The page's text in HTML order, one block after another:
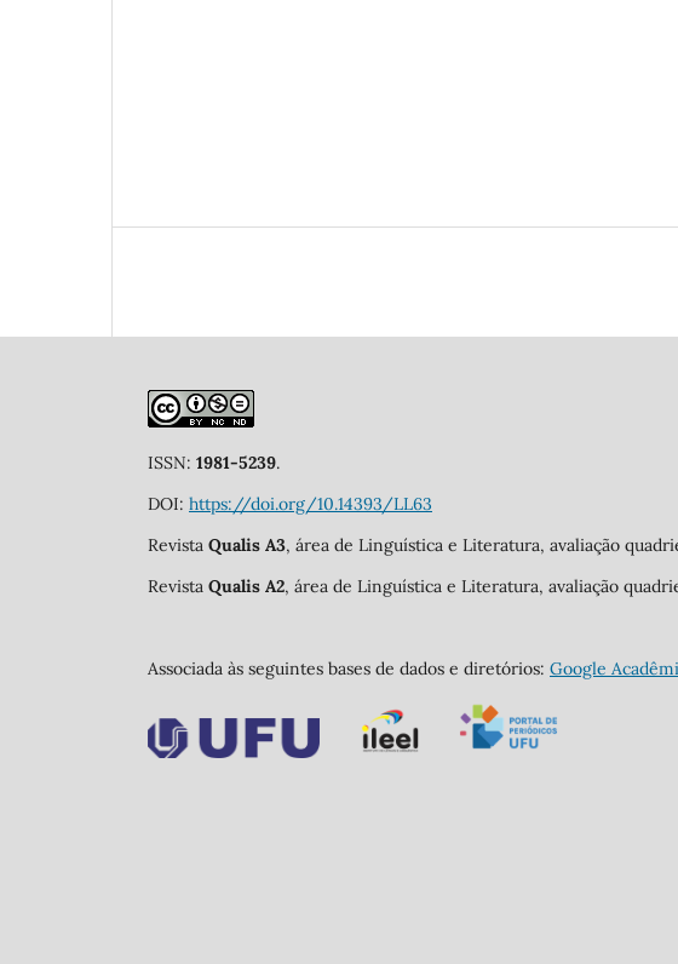
ISSN: 1981-5239.
DOI: https://doi.org/10.14393/LL63
Revista Qualis A3, área de Linguística e Literatura, avaliação
Revista Qualis A2, área de Linguística e Literatura, avaliação
Associada às seguintes bases de dados e diretórios: Google